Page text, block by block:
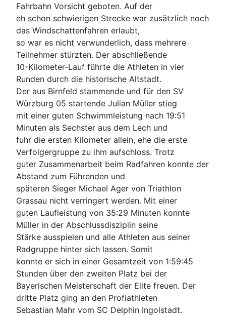
Fahrbahn Vorsicht geboten. Auf der
eh schon schwierigen Strecke war zusätzlich noch
das Windschattenfahren erlaubt,
so war es nicht verwunderlich, dass mehrere
Teilnehmer stürzten. Der abschließende
10-Kilometer-Lauf führte die Athleten in vier
Runden durch die historische Altstadt.
Der aus Birnfeld stammende und für den SV
Würzburg 05 startende Julian Müller stieg
mit einer guten Schwimmleistung nach 19:51
Minuten als Sechster aus dem Lech und
fuhr die ersten Kilometer allein, ehe die erste
Verfolgergruppe zu ihm aufschloss. Trotz
guter Zusammenarbeit beim Radfahren konnte der
Abstand zum Führenden und
späteren Sieger Michael Ager von Triathlon
Grassau nicht verringert werden. Mit einer
guten Laufleistung von 35:29 Minuten konnte
Müller in der Abschlussdisziplin seine
Stärke ausspielen und alle Athleten aus seiner
Radgruppe hinter sich lassen. Somit
konnte er sich in einer Gesamtzeit von 1:59:45
Stunden über den zweiten Platz bei der
Bayerischen Meisterschaft der Elite freuen. Der
dritte Platz ging an den Profiathleten
Sebastian Mahr vom SC Delphin Ingolstadt.